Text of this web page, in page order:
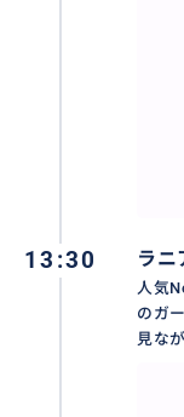
13:30 ラニ
人気
のガ
見な